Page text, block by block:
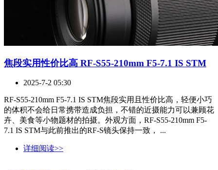
焦段实用性价比高 RF-S55-210mm F5-7.1 IS STM
2025-7-2 05:30
RF-S55-210mm F5-7.1 IS STM焦段实用且性价比高，轻便小巧
的体积不会给日常携带造成负担，不错的近摄能力可以兼顾花
卉、美食等小物题材的拍摄。外观方面，RF-S55-210mm F5-
7.1 IS STM与此前推出的RF-S镜头保持一致， ...
详细阅读>>